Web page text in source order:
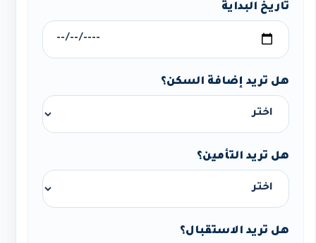
تاريخ البداية
هل تريد إضافة السكن؟
هل تريد التأمين؟
هل تريد الاستقبال؟